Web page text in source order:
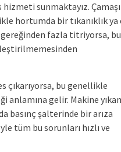
sunmaktayız.
hortumda bir tıkanıklık ya
gereğinden fazla titriyorsa, bu
çıkarıyorsa, bu genellikle
anlamına gelir. Makine
basınç şalterinde bir arıza
tüm bu sorunları hızlı ve